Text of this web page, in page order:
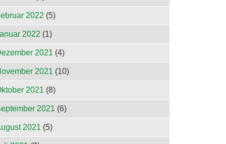
2022 (5)
2022 (1)
2021 (4)
2021 (10)
2021 (8)
2021 (6)
2021 (5)